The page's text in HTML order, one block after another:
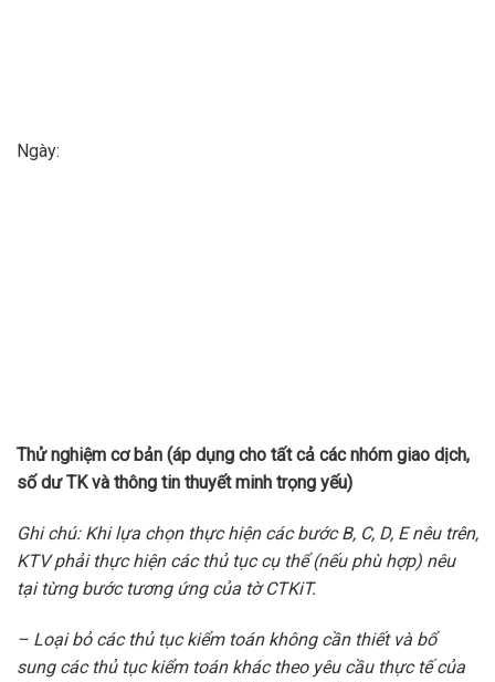
Ngày:
Thử nghiệm cơ bản (áp dụng cho tất cả các nhóm giao dịch,
số dư TK và thông tin thuyết minh trọng yếu)
Ghi chú: Khi lựa chọn thực hiện các bước B, C, D, E nêu trên,
KTV phải thực hiện các thủ tục cụ thể (nếu phù hợp) nêu
tại từng bước tương ứng của tờ CTKiT.
– Loại bỏ các thủ tục kiểm toán không cần thiết và bổ
sung các thủ tục kiểm toán khác theo yêu cầu thực tế của